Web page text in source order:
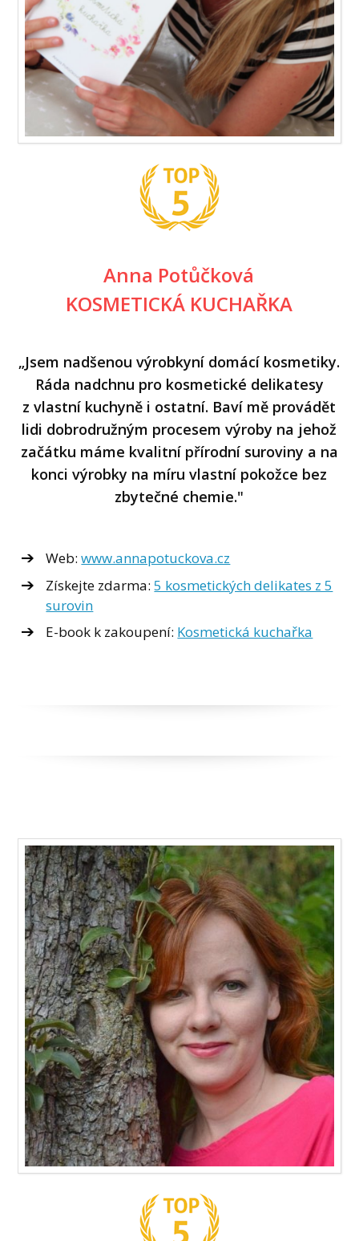
Anna Potůčková
KOSMETICKÁ KUCHAŘKA
„Jsem nadšenou výrobkyní domácí kosmetiky.
Ráda nadchnu pro kosmetické delikatesy
z vlastní kuchyně i ostatní. Baví mě provádět
lidi dobrodružným procesem výroby na jehož
začátku máme kvalitní přírodní suroviny a na
konci výrobky na míru vlastní pokožce bez
zbytečné chemie."
Web:www.annapotuckova.cz
Získejte zdarma:5 kosmetických delikates z 5
surovin
E-book k zakoupení: Kosmetická kuchařka